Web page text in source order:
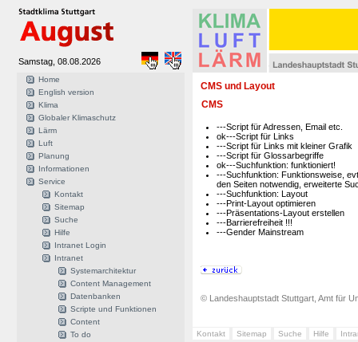
Samstag, 08.08.2026
Home
English version
Klima
Globaler Klimaschutz
Lärm
Luft
Planung
Informationen
Service
Kontakt
Sitemap
Suche
Hilfe
Intranet Login
Intranet
Systemarchitektur
Content Management
Datenbanken
Scripte und Funktionen
Content
To do
CMS und Layout
CMS
---Script für Adressen, Email etc.
ok---Script für Links
---Script für Links mit kleiner Grafik
---Script für Glossarbegriffe
ok---Suchfunktion: funktioniert!
---Suchfunktion: Funktionsweise,
den Seiten notwendig, erweiterte
---Suchfunktion: Layout
---Print-Layout optimieren
---Präsentations-Layout erstellen
---Barrierefreiheit !!!
---Gender Mainstream
© Landeshauptstadt Stuttgart, Amt für
Kontakt Sitemap Suche Hilfe